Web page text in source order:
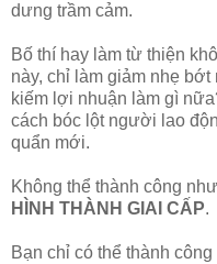
dưng trầm cảm.
Bố thí hay làm từ thiện
này, chỉ làm giảm nhẹ
kiếm lợi nhuận làm gì
cách bóc lột người lao
quẩn mới.
Không thể thành công
HÌNH THÀNH GIAI CẤP.
Bạn chỉ có thể thành